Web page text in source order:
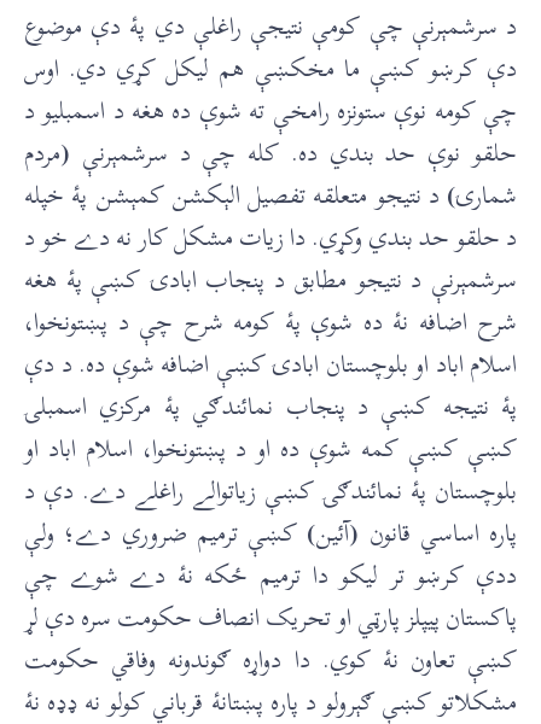
د سرشمېرنې چې کومې نتيجې راغلې دي پۀ دې موضوع
دې کرښو کښې ما مخکښې هم ليکل کړي دي. اوس
چې کومه نوې ستونزه رامخې ته شوې ده هغه د اسمبلیو د
حلقو نوې حد بندي ده. کله چې د سرشمېرنې (مردم
شمارۍ)د نتيجو متعلقه تفصيل الېکشن کمېشن پۀ خپله
د حلقو حد بندي وکړي. دا زيات مشکل کار نه دے خو د
سرشمېرنې د نتيجو مطابق د پنجاب ابادۍ کښې پۀ هغه
شرح اضافه نۀ ده شوې پۀ کومه شرح چې د پښتونخوا،
اسلام اباد او بلوچستان ابادۍ کښې اضافه شوې ده. د دې
پۀ نتيجه کښې د پنجاب نمائندګي پۀ مرکزي اسمبلۍ
کښې کښې کمه شوې ده او د پښتونخوا، اسلام اباد او
بلوچستان پۀ نمائندګۍ کښې زياتوالے راغلے دے. دې د
پاره اساسي قانون (آئين)کښې ترميم ضروري دے؛ ولې
ددې کرښو تر ليکو دا ترميم ځکه نۀ دے شوے چې
پاکستان پيپلز پارټي او تحريک انصاف حکومت سره دې لړ
کښې تعاون نۀ کوي. دا دواړه ګوندونه وفاقي حکومت
مشکلاتو کښې ګېرولو د پاره پښتانۀ قرباني کولو نه ډډه نۀ